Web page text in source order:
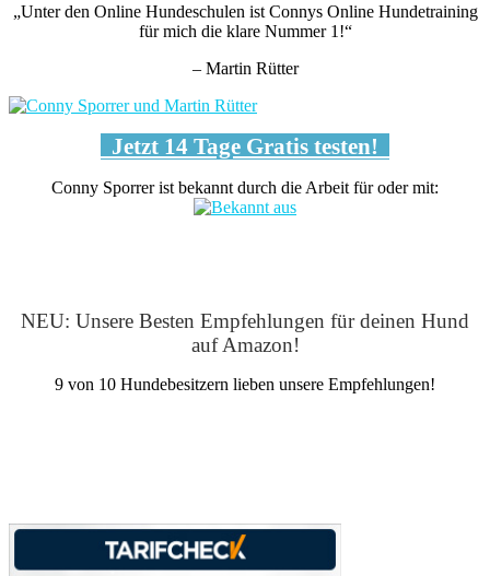
„Unter den Online Hundeschulen ist Connys Online Hundetraining
für mich die klare Nummer 1!“
– Martin Rütter
Jetzt 14 Tage Gratis testen!
Conny Sporrer ist bekannt durch die Arbeit für oder mit:
NEU: Unsere Besten Empfehlungen für deinen Hund
auf Amazon!
9 von 10 Hundebesitzern lieben unsere Empfehlungen!